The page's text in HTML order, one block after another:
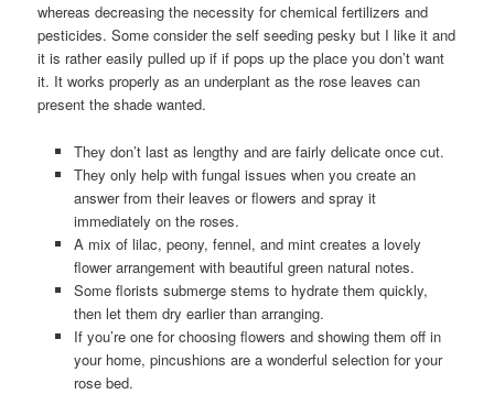
whereas decreasing the necessity for chemical fertilizers and
pesticides. Some consider the self seeding pesky but I like it and
it is rather easily pulled up if if pops up the place you don’t want
it. It works properly as an underplant as the rose leaves can
present the shade wanted.
They don’t last as lengthy and are fairly delicate once cut.
They only help with fungal issues when you create an
answer from their leaves or flowers and spray it
immediately on the roses.
A mix of lilac, peony, fennel, and mint creates a lovely
flower arrangement with beautiful green natural notes.
Some florists submerge stems to hydrate them quickly,
then let them dry earlier than arranging.
If you’re one for choosing flowers and showing them off in
your home, pincushions are a wonderful selection for your
rose bed.